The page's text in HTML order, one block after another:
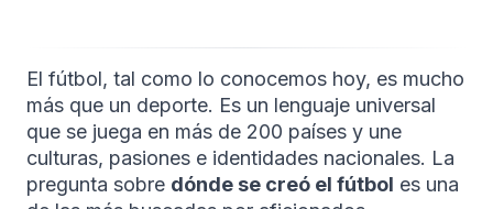
El fútbol, tal como lo conocemos hoy, es mucho
más que un deporte. Es un lenguaje universal
que se juega en más de 200 países y une
culturas, pasiones e identidades nacionales. La
pregunta sobre dónde se creó el fútbol es una